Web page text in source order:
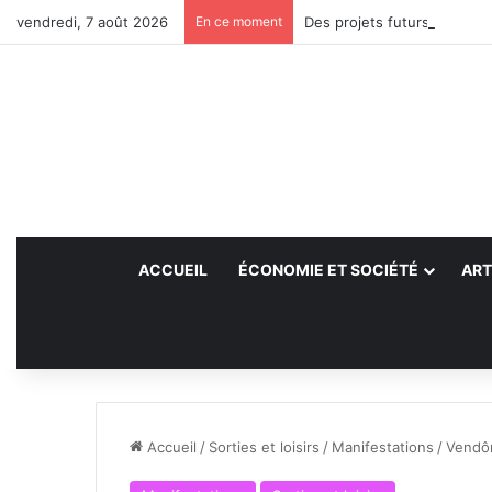
vendredi, 7 août 2026 En ce moment Des projets futurs pour les
ACCUEIL ÉCONOMIE ET SOCIÉTÉ
Accueil / Sorties et loisirs / Manifestations /